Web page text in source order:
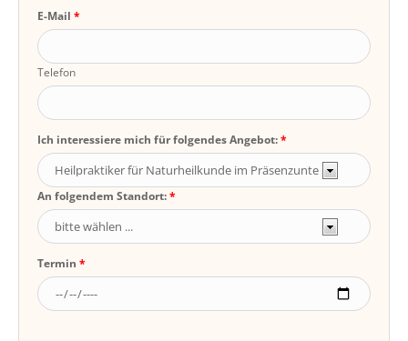
E-Mail
Telefon
Ich interessiere mich für folgendes Angebot:
An folgendem Standort:
Termin